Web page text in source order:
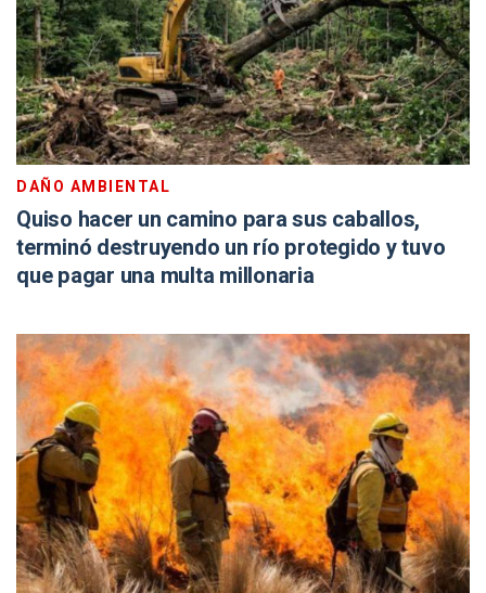
DAÑO AMBIENTAL
Quiso hacer un camino para sus caballos,
terminó destruyendo un río protegido y tuvo
que pagar una multa millonaria